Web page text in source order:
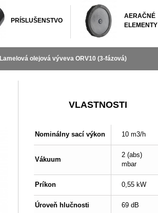
PRÍSLUŠENSTVO
AERAČNÉ
ELEMENTY
Lamelová olejová výveva ORV10 (3-fázová)
VLASTNOSTI
Nominálny sací výkon 10 m3/h
Vákuum
2 (abs)
mbar
Príkon 0,55 kW
Úroveň hlučnosti 69 dB